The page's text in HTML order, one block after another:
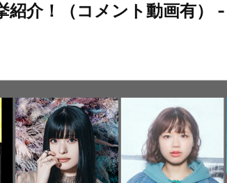
介！（コメント動画有）